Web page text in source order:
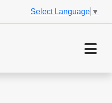
Select Language ▼